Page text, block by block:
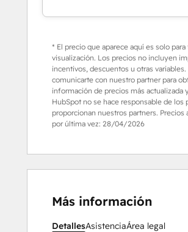
* El precio que aparece aquí es solo
visualización. Los precios no incluyen
incentivos, descuentos u otras variables.
comunicarte con nuestro partner para
información de precios más actualizada
HubSpot no se hace responsable de los
proporcionan nuestros partners. Precios
por última vez: 28/04/2026
Más información
DetallesAsistenciaÁrea legal